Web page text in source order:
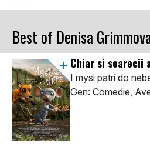
Best of Denisa
Chiar si soarecii
I mysi patrí do
Gen: Comedie,